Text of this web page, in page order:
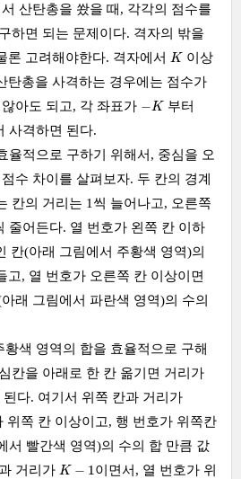
산탄총을 쐈을 때, 각각의 점수를
하면 되는 문제이다. 격자의 밖을
론 고려해야한다. 격자에서
K
K이상
탄총을 사격하는 경우에는 점수가
아도 되고, 각 좌표가 − K
K 부터
사격하면 된다.
율적으로 구하기 위해서, 중심을 오
수 차이를 살펴보자. 두 칸의 경계
칸의 거리는 1씩 늘어나고, 오른쪽
줄어든다. 열 번호가 왼쪽 칸 이하
칸(아래 그림에서 주황색 영역)의
고, 열 번호가 오른쪽 칸 이상이면
래 그림에서 파란색 영역)의 수의
색 영역의 합을 효율적으로 구해
칸을 아래로 한 칸 옮기면 거리가
다. 여기서 위쪽 칸과 거리가
위쪽 칸 이상이고, 행 번호가 위쪽칸
서 빨간색 영역)의 수의 합 만큼 값
거리가 K − 1
K−
이면서, 열 번호가 위